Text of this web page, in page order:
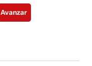
Avanzar